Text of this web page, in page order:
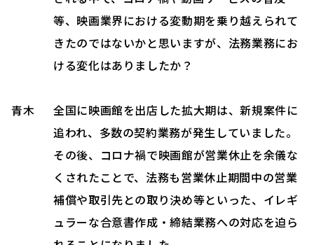
等、映画業界における変動期を乗り越えられて
きたのではないかと思いますが、法務業務にお
ける変化はありましたか？
青木
全国に映画館を出店した拡大期は、新規案件に
追われ、多数の契約業務が発生していました。
その後、コロナ禍で映画館が営業休止を余儀な
くされたことで、法務も営業休止期間中の営業
補償や取引先との取り決め等といった、イレギ
ュラーな合意書作成・締結業務への対応を迫ら